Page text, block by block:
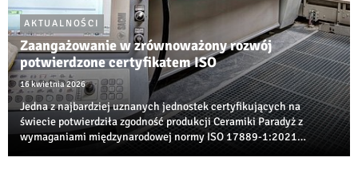
AKTUALNOŚCI
Zaangażowanie w zrównoważony rozwój
potwierdzone certyfikatem ISO
16 kwietnia 2026
Jedna z najbardziej uznanych jednostek certyfikujących na
świecie potwierdziła zgodność produkcji Ceramiki Paradyż z
wymaganiami międzynarodowej normy ISO 17889‑1:2021